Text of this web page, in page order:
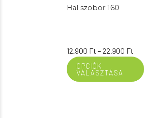
Hal szobor 160
12.900 Ft – 22.900 Ft
12.900 Ft
22.900 Ft
OPCIÓK
VÁLASZTÁSA